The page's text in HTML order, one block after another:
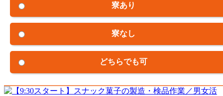
寮あり
寮なし
どちらでも可